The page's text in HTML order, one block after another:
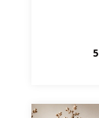
5